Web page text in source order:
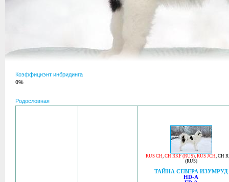
Коэффициэнт инбридинга
0%
Родословная
RUS CH, CH RKF (RUS), RUS JCH, CH
(RUS)
ТАЙНА СЕВЕРА ИЗУМРУД
HD-A